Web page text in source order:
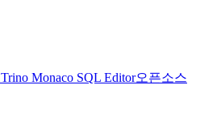
Trino Monaco SQL Editor오픈소스